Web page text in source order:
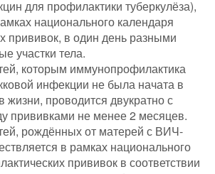
для профилактики туберкулёза),
национального календаря
прививок, в один день разными
участки тела.
которым иммунопрофилактика
инфекции не была начата в
проводится двукратно с
прививками не менее 2 месяцев.
рождённых от матерей с ВИЧ-
в рамках национального
прививок в соответствии